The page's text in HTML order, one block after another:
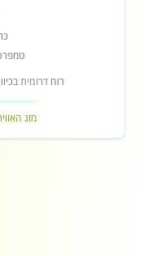
רוחדרומית
מזג